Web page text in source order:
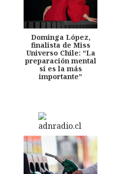
Dominga López,
finalista de Miss
Universo Chile: “La
preparación mental
sí es la más
importante”